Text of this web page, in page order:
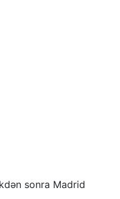
sonra Madrid